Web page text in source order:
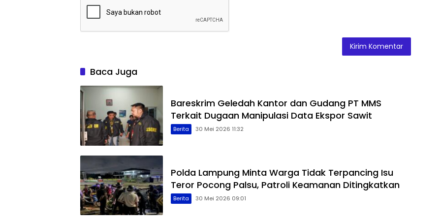
Baca Juga
Bareskrim Geledah Kantor dan Gudang PT MMS
Terkait Dugaan Manipulasi Data Ekspor Sawit
Berita 30 Mei 2026 11:32
Polda Lampung Minta Warga Tidak Terpancing Isu
Teror Pocong Palsu, Patroli Keamanan Ditingkatkan
Berita 30 Mei 2026 09:01